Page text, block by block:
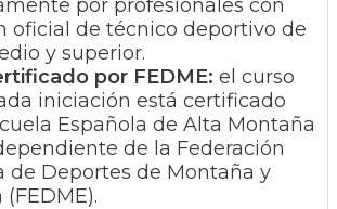
por profesionales con
oficial de técnico deportivo de
y superior.
por FEDME: el curso
iniciación está certificado
Española de Alta Montaña
de la Federación
de Deportes de Montaña y
(FEDME).